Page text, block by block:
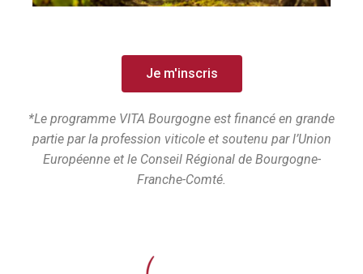
Je m'inscris
*Le programme VITA Bourgogne est financé en grande
partie par la profession viticole et soutenu par l’Union
Européenne et le Conseil Régional de Bourgogne-
Franche-Comté.